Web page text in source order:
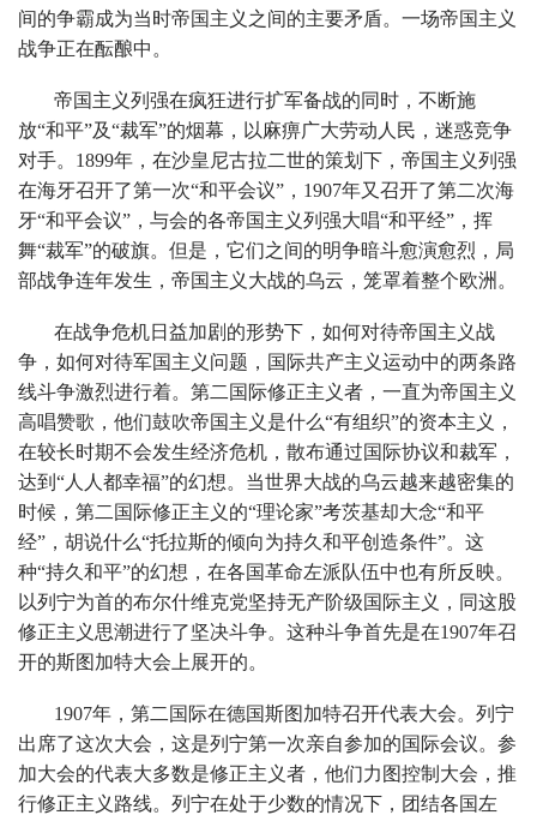
间的争霸成为当时帝国主义之间的主要矛盾。一场帝国主义
战争正在酝酿中。
帝国主义列强在疯狂进行扩军备战的同时，不断施
放“和平”及“裁军”的烟幕，以麻痹广大劳动人民，迷惑竞争
对手。1899年，在沙皇尼古拉二世的策划下，帝国主义列强
在海牙召开了第一次“和平会议”，1907年又召开了第二次海
牙“和平会议”，与会的各帝国主义列强大唱“和平经”，挥
舞“裁军”的破旗。但是，它们之间的明争暗斗愈演愈烈，局
部战争连年发生，帝国主义大战的乌云，笼罩着整个欧洲。
在战争危机日益加剧的形势下，如何对待帝国主义战
争，如何对待军国主义问题，国际共产主义运动中的两条路
线斗争激烈进行着。第二国际修正主义者，一直为帝国主义
高唱赞歌，他们鼓吹帝国主义是什么“有组织”的资本主义，
在较长时期不会发生经济危机，散布通过国际协议和裁军，
达到“人人都幸福”的幻想。当世界大战的乌云越来越密集的
时候，第二国际修正主义的“理论家”考茨基却大念“和平
经”，胡说什么“托拉斯的倾向为持久和平创造条件”。这
种“持久和平”的幻想，在各国革命左派队伍中也有所反映。
以列宁为首的布尔什维克党坚持无产阶级国际主义，同这股
修正主义思潮进行了坚决斗争。这种斗争首先是在1907年召
开的斯图加特大会上展开的。
1907年，第二国际在德国斯图加特召开代表大会。列宁
出席了这次大会，这是列宁第一次亲自参加的国际会议。参
加大会的代表大多数是修正主义者，他们力图控制大会，推
行修正主义路线。列宁在处于少数的情况下，团结各国左